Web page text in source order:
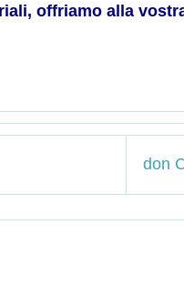
offriamo alla
don